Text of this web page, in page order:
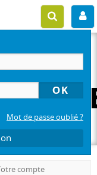
Mot de passe oublié ?
compte